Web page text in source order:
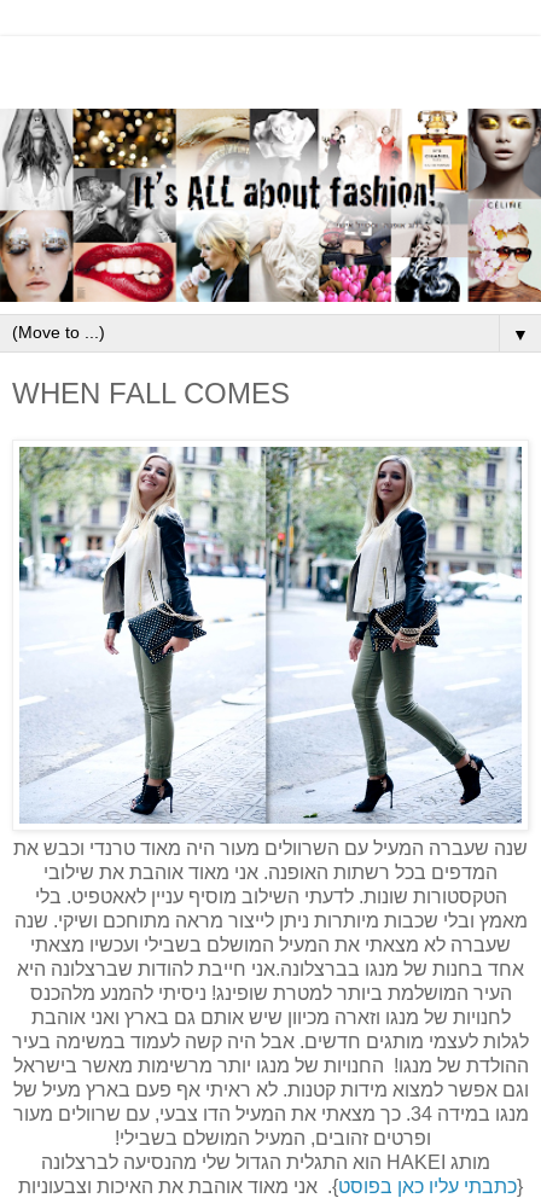
▼
WHEN FALL COMES
שנה שעברה המעיל עם השרוולים מעור היה מאוד טרנדי וכבש את
המדפים בכל רשתות האופנה. אני מאוד אוהבת את שילובי
הטקסטורות שונות. לדעתי השילוב מוסיף עניין לאאטפיט. בלי
מאמץ ובלי שכבות מיותרות ניתן לייצור מראה מתוחכם ושיקי. שנה
שעברה לא מצאתי את המעיל המושלם בשבילי ועכשיו מצאתי
אחד בחנות של מנגו בברצלונה.אני חייבת להודות שברצלונה היא
העיר המושלמת ביותר למטרת שופינג! ניסיתי להמנע מלהכנס
לחנויות של מנגו וזארה מכיוון שיש אותם גם בארץ ואני אוהבת
לגלות לעצמי מותגים חדשים. אבל היה קשה לעמוד במשימה בעיר
ההולדת של מנגו! החנויות של מנגו יותר מרשימות מאשר בישראל
וגם אפשר למצוא מידות קטנות. לא ראיתי אף פעם בארץ מעיל של
מנגו במידה 34. כך מצאתי את המעיל הדו צבעי, עם שרוולים מעור
ופרטים זהובים, המעיל המושלם בשבילי!
מותג HAKEI הוא התגלית הגדול שלי מהנסיעה לברצלונה
{כתבתי עליו כאן בפוסט}. אני מאוד אוהבת את האיכות וצבעוניות